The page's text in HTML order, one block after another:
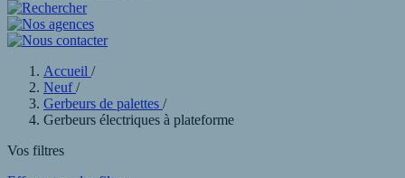
Accueil /
Neuf /
Gerbeurs de palettes /
Gerbeurs électriques à plateforme
Vos filtres